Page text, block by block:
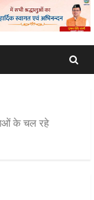
के चल रहे